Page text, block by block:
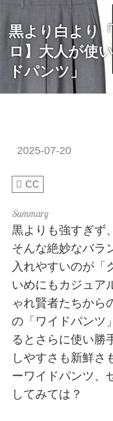
黒より白より
ロ】大人が使
ドパンツ」
2025-07-20
CC
黒よりも強すぎず
そんな絶妙なバラ
入れやすいのが「
いめにもカジュア
ゃれ賢者たちから
の「ワイドパンツ
るとさらに使い勝
しやすさも新鮮さ
ーワイドパンツ、
してみては？